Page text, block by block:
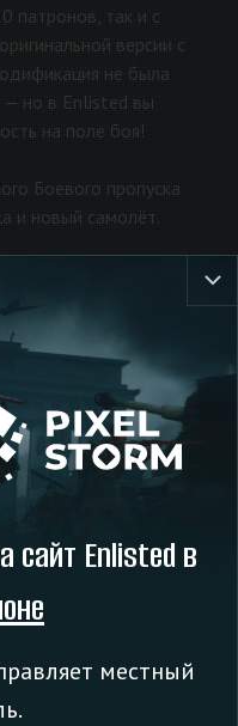
сайт Enlisted в
местный
патронов, так и с
версии с
не была
— но в Enlisted вы
на поле боя!
Боевого пропуска
и новый самолёт.